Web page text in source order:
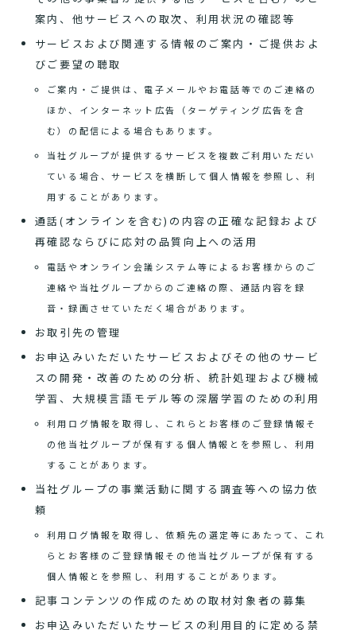
案内、他サービスへの取次、利用状況の確認等
サービスおよび関連する情報のご案内・ご提供およ
びご要望の聴取
ご案内・ご提供は、電子メールやお電話等でのご連絡の
ほか、インターネット広告（ターゲティング広告を含
む）の配信による場合もあります。
当社グループが提供するサービスを複数ご利用いただい
ている場合、サービスを横断して個人情報を参照し、利
用することがあります。
通話(オンラインを含む)の内容の正確な記録および
再確認ならびに応対の品質向上への活用
電話やオンライン会議システム等によるお客様からのご
連絡や当社グループからのご連絡の際、通話内容を録
音・録画させていただく場合があります。
お取引先の管理
お申込みいただいたサービスおよびその他のサービ
スの開発・改善のための分析、統計処理および機械
学習、大規模言語モデル等の深層学習のための利用
利用ログ情報を取得し、これらとお客様のご登録情報そ
の他当社グループが保有する個人情報とを参照し、利用
することがあります。
当社グループの事業活動に関する調査等への協力依
頼
利用ログ情報を取得し、依頼先の選定等にあたって、これ
らとお客様のご登録情報その他当社グループが保有する
個人情報とを参照し、利用することがあります。
記事コンテンツの作成のための取材対象者の募集
お申込みいただいたサービスの利用目的に定める禁